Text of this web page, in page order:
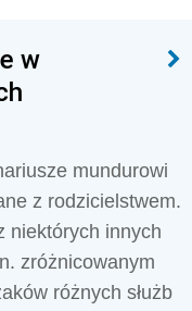
w
mundurowi
z rodzicielstwem.
niektórych innych
zróżnicowanym
różnych służb